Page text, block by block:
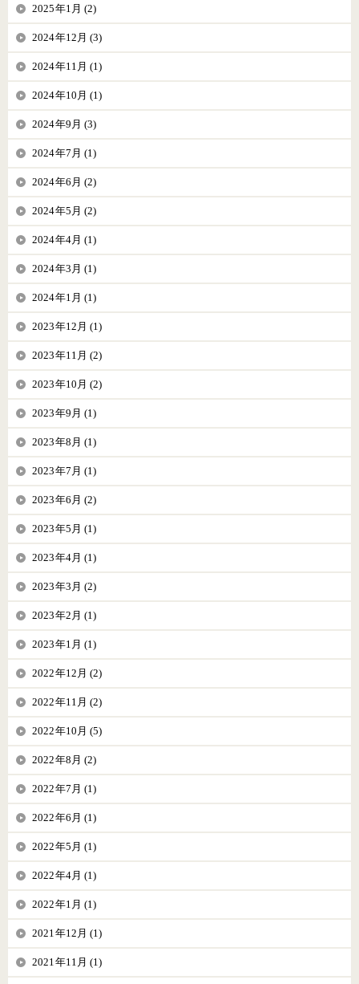
2025年1月 (2)
2024年12月 (3)
2024年11月 (1)
2024年10月 (1)
2024年9月 (3)
2024年7月 (1)
2024年6月 (2)
2024年5月 (2)
2024年4月 (1)
2024年3月 (1)
2024年1月 (1)
2023年12月 (1)
2023年11月 (2)
2023年10月 (2)
2023年9月 (1)
2023年8月 (1)
2023年7月 (1)
2023年6月 (2)
2023年5月 (1)
2023年4月 (1)
2023年3月 (2)
2023年2月 (1)
2023年1月 (1)
2022年12月 (2)
2022年11月 (2)
2022年10月 (5)
2022年8月 (2)
2022年7月 (1)
2022年6月 (1)
2022年5月 (1)
2022年4月 (1)
2022年1月 (1)
2021年12月 (1)
2021年11月 (1)